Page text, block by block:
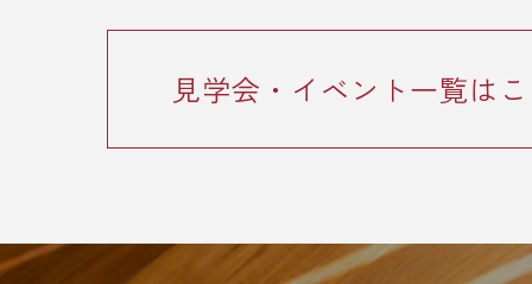
見学会・イベント一覧は